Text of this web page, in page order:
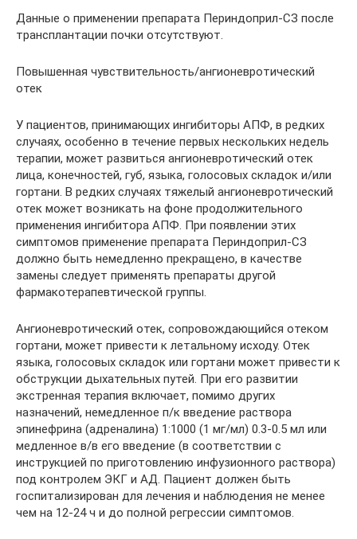
Данные о применении препарата Периндоприл-СЗ после
трансплантации почки отсутствуют.
Повышенная чувствительность/ангионевротический
отек
У пациентов, принимающих ингибиторы АПФ, в редких
случаях, особенно в течение первых нескольких недель
терапии, может развиться ангионевротический отек
лица, конечностей, губ, языка, голосовых складок и/или
гортани. В редких случаях тяжелый ангионевротический
отек может возникать на фоне продолжительного
применения ингибитора АПФ. При появлении этих
симптомов применение препарата Периндоприл-СЗ
должно быть немедленно прекращено, в качестве
замены следует применять препараты другой
фармакотерапевтической группы.
Ангионевротический отек, сопровождающийся отеком
гортани, может привести к летальному исходу. Отек
языка, голосовых складок или гортани может привести к
обструкции дыхательных путей. При его развитии
экстренная терапия включает, помимо других
назначений, немедленное п/к введение раствора
эпинефрина (адреналина) 1:1000 (1 мг/мл) 0.3-0.5 мл или
медленное в/в его введение (в соответствии с
инструкцией по приготовлению инфузионного раствора)
под контролем ЭКГ и АД. Пациент должен быть
госпитализирован для лечения и наблюдения не менее
чем на 12-24 ч и до полной регрессии симптомов.